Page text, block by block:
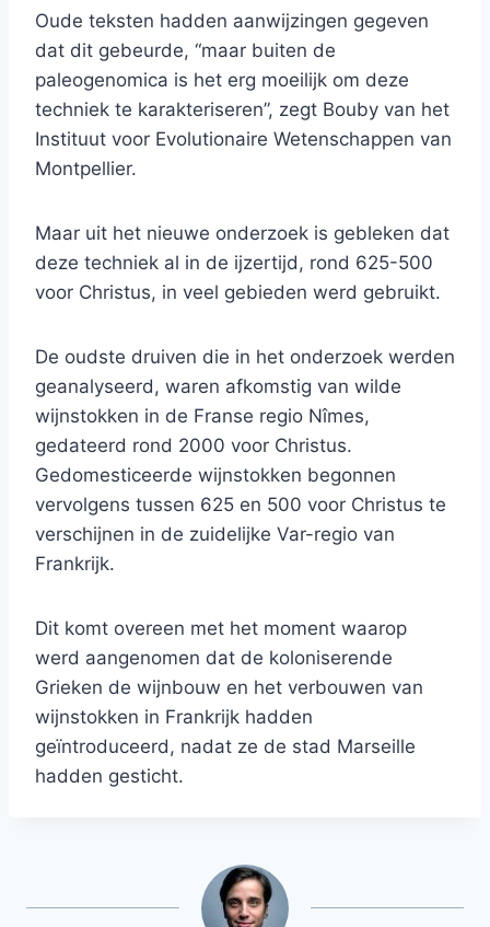
Oude teksten hadden aanwijzingen gegeven
dat dit gebeurde, “maar buiten de
paleogenomica is het erg moeilijk om deze
techniek te karakteriseren”, zegt Bouby van het
Instituut voor Evolutionaire Wetenschappen van
Montpellier.
Maar uit het nieuwe onderzoek is gebleken dat
deze techniek al in de ijzertijd, rond 625-500
voor Christus, in veel gebieden werd gebruikt.
De oudste druiven die in het onderzoek werden
geanalyseerd, waren afkomstig van wilde
wijnstokken in de Franse regio Nîmes,
gedateerd rond 2000 voor Christus.
Gedomesticeerde wijnstokken begonnen
vervolgens tussen 625 en 500 voor Christus te
verschijnen in de zuidelijke Var-regio van
Frankrijk.
Dit komt overeen met het moment waarop
werd aangenomen dat de koloniserende
Grieken de wijnbouw en het verbouwen van
wijnstokken in Frankrijk hadden
geïntroduceerd, nadat ze de stad Marseille
hadden gesticht.